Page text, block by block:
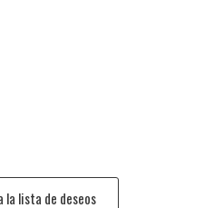
la lista de deseos